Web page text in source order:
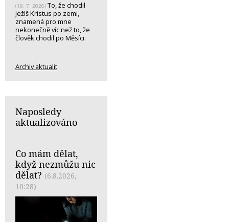
(19. 7. 2026) To, že chodil
Ježíš Kristus po zemi,
znamená pro mne
nekonečně víc než to, že
člověk chodil po Měsíci.
Archiv aktualit
Naposledy
aktualizováno
Co mám dělat,
když nezmůžu nic
dělat? (6.8.2026,
10:28)